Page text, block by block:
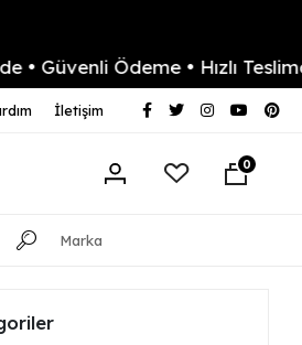
Ödeme • Hızlı Teslimat
İletişim
0